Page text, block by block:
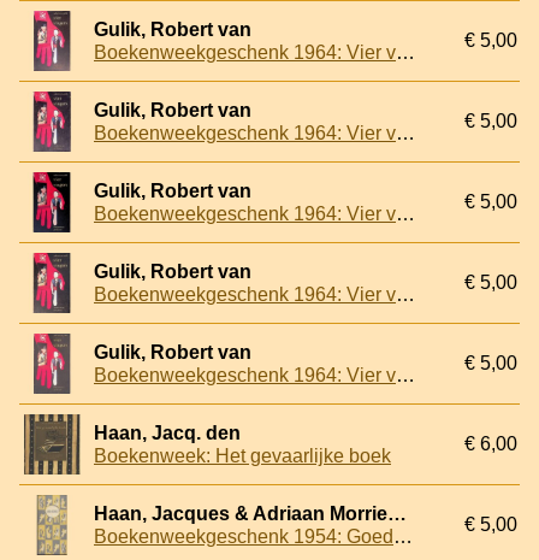
Gulik, Robert van
Boekenweekgeschenk 1964: Vier vingers
€ 5,00
Gulik, Robert van
Boekenweekgeschenk 1964: Vier vingers
€ 5,00
Gulik, Robert van
Boekenweekgeschenk 1964: Vier vingers
€ 5,00
Gulik, Robert van
Boekenweekgeschenk 1964: Vier vingers
€ 5,00
Gulik, Robert van
Boekenweekgeschenk 1964: Vier vingers
€ 5,00
Haan, Jacq. den
Boekenweek: Het gevaarlijke boek
€ 6,00
Haan, Jacques & Adriaan Morrien & Charles Boost (bijeengebracht door)
Boekenweekgeschenk 1954: Goed geboekt: een verzameling van schetsen, korte verhalen en tekeningen
€ 5,00